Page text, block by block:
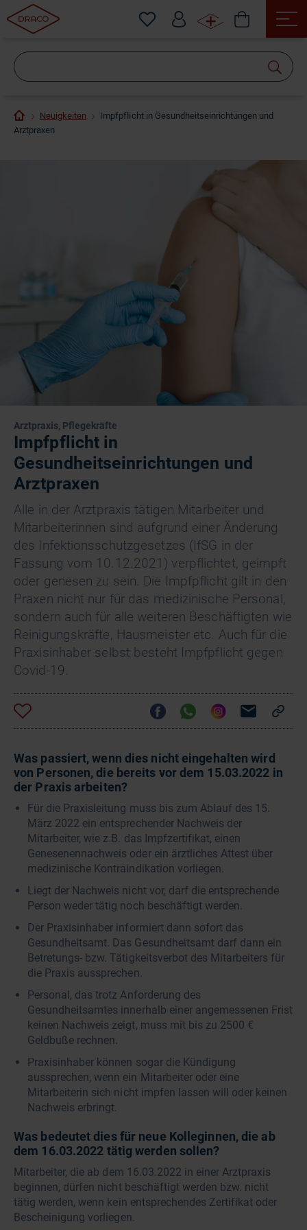
Neuigkeiten
Impfpflicht in Gesundheitseinrichtungen und
Arztpraxen
Arztpraxis, Pflegekräfte
Impfpflicht in
Gesundheitseinrichtungen und
Arztpraxen
Alle in der Arztpraxis tätigen Mitarbeiter und
Mitarbeiterinnen sind aufgrund einer Änderung
des Infektionsschutzgesetzes (IfSG in der
Fassung vom 10.12.2021) verpflichtet, geimpft
oder genesen zu sein. Die Impfpflicht gilt in den
Praxen nicht nur für das medizinische Personal,
sondern auch für alle weiteren Beschäftigten wie
Reinigungskräfte, Hausmeister etc. Auch für die
Praxisinhaber selbst besteht Impfpflicht gegen
Covid-19.
Was passiert, wenn dies nicht eingehalten wird
von Personen, die bereits vor dem 15.03.2022 in
der Praxis arbeiten?
Für die Praxisleitung muss bis zum Ablauf des 15.
März 2022 ein entsprechender Nachweis der
Mitarbeiter, wie z.B. das Impfzertifikat, einen
Genesenennachweis oder ein ärztliches Attest über
medizinische Kontraindikation vorliegen.
Liegt der Nachweis nicht vor, darf die entsprechende
Person weder tätig noch beschäftigt werden.
Der Praxisinhaber informiert dann sofort das
Gesundheitsamt. Das Gesundheitsamt darf dann ein
Betretungs- bzw. Tätigkeitsverbot des Mitarbeiters für
die Praxis aussprechen.
Personal, das trotz Anforderung des
Gesundheitsamtes innerhalb einer angemessenen Frist
keinen Nachweis zeigt, muss mit bis zu 2500 €
Geldbuße rechnen.
Praxisinhaber können sogar die Kündigung
aussprechen, wenn ein Mitarbeiter oder eine
Mitarbeiterin sich nicht impfen lassen will oder keinen
Nachweis erbringt.
Was bedeutet dies für neue Kolleginnen, die ab
dem 16.03.2022 tätig werden sollen?
Mitarbeiter, die ab dem 16.03.2022 in einer Arztpraxis
beginnen, dürfen nicht beschäftigt werden bzw. nicht
tätig werden, wenn kein entsprechendes Zertifikat oder
Bescheinigung vorliegen.
suchen